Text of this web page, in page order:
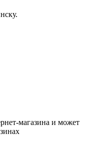
магазина и может